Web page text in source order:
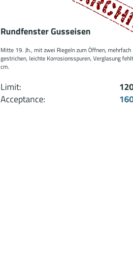
Rundfenster Gusseisen
Mitte 19. Jh., mit zwei Riegeln zum Öffnen, mehrfach
gestrichen, leichte Korrosionsspuren, Verglasung
cm.
Limit:
Acceptance: